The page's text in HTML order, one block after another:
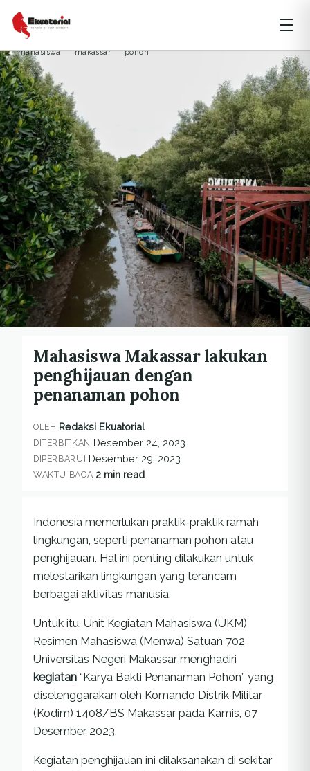
ARTIKEL
mahasiswa makassar pohon
Mahasiswa Makassar lakukan
penghijauan dengan
penanaman pohon
OLEH Redaksi Ekuatorial
DITERBITKAN Desember 24, 2023
DIPERBARUI Desember 29, 2023
WAKTU BACA 2 min read
Indonesia memerlukan praktik-praktik ramah
lingkungan, seperti penanaman pohon atau
penghijauan. Hal ini penting dilakukan untuk
melestarikan lingkungan yang terancam
berbagai aktivitas manusia.
Untuk itu, Unit Kegiatan Mahasiswa (UKM)
Resimen Mahasiswa (Menwa) Satuan 702
Universitas Negeri Makassar menghadiri
kegiatan “Karya Bakti Penanaman Pohon” yang
diselenggarakan oleh Komando Distrik Militar
(Kodim) 1408/BS Makassar pada Kamis, 07
Desember 2023.
Kegiatan penghijauan ini dilaksanakan di sekitar